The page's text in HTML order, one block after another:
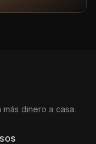
dinero a casa.